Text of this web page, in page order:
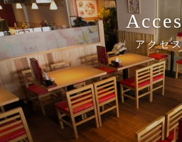
アクセ